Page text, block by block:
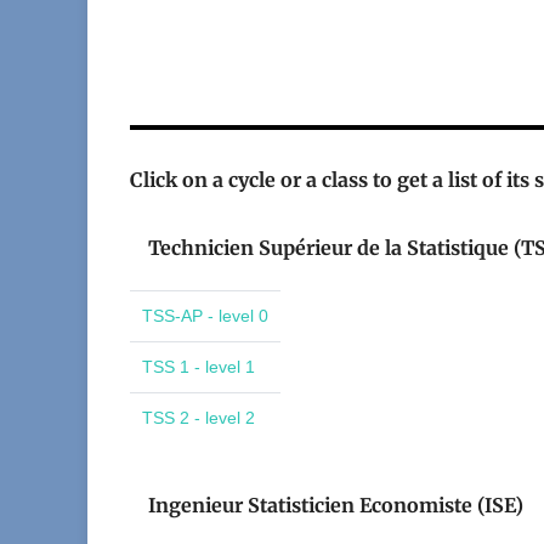
Click on a cycle or a class to get a list of its
Technicien Supérieur de la Statistique
TSS-AP - level 0
TSS 1 - level 1
TSS 2 - level 2
Ingenieur Statisticien Economiste (ISE)